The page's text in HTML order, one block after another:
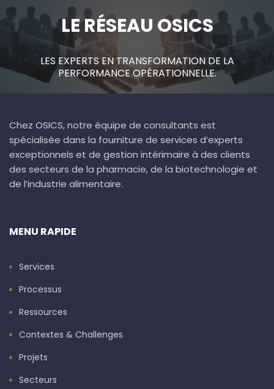
LE RÉSEAU OSICS
LES EXPERTS EN TRANSFORMATION DE LA
PERFORMANCE OPÉRATIONNELLE.
Chez OSICS, notre équipe de consultants est
spécialisée dans la fourniture de services d’experts
exceptionnels et de gestion intérimaire à des clients
des secteurs de la pharmacie, de la biotechnologie et
de l’industrie alimentaire.
MENU RAPIDE
Services
Processus
Ressources
Contextes & Challenges
Projets
Secteurs